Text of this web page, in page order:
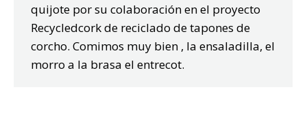
quijote por su colaboración en el proyecto
Recycledcork de reciclado de tapones de
corcho. Comimos muy bien , la ensaladilla, el
morro a la brasa el entrecot.